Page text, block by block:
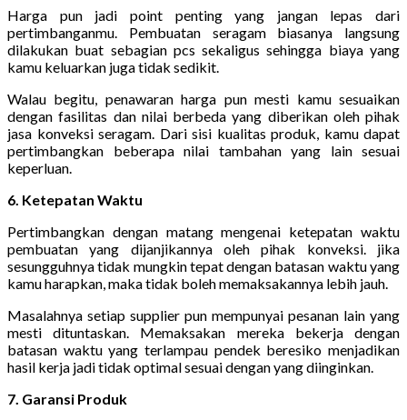
Harga pun jadi point penting yang jangan lepas dari
pertimbanganmu. Pembuatan seragam biasanya langsung
dilakukan buat sebagian pcs sekaligus sehingga biaya yang
kamu keluarkan juga tidak sedikit.
Walau begitu, penawaran harga pun mesti kamu sesuaikan
dengan fasilitas dan nilai berbeda yang diberikan oleh pihak
jasa konveksi seragam. Dari sisi kualitas produk, kamu dapat
pertimbangkan beberapa nilai tambahan yang lain sesuai
keperluan.
6. Ketepatan Waktu
Pertimbangkan dengan matang mengenai ketepatan waktu
pembuatan yang dijanjikannya oleh pihak konveksi. jika
sesungguhnya tidak mungkin tepat dengan batasan waktu yang
kamu harapkan, maka tidak boleh memaksakannya lebih jauh.
Masalahnya setiap supplier pun mempunyai pesanan lain yang
mesti dituntaskan. Memaksakan mereka bekerja dengan
batasan waktu yang terlampau pendek beresiko menjadikan
hasil kerja jadi tidak optimal sesuai dengan yang diinginkan.
7. Garansi Produk